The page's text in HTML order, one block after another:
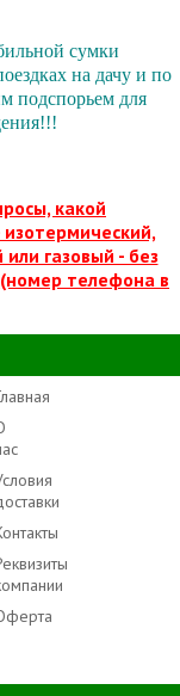
сумки
на дачу и по
подспорьем для
какой
газовый - без
телефона в